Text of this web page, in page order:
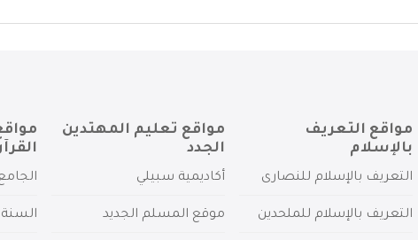
مواقع التعريف
بالإسلام
التعريف بالإسلام للنصارى
التعريف بالإسلام للملحدين
مواقع تعليم المهتدين
الجدد
أكاديمية سبيلي
موقع المسلم الجديد السنة